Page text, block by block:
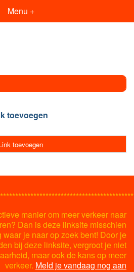
Menu +
toevoegen
toevoegen
manier om meer verkeer naar
Dan is deze linksite misschien
je naar op zoek bent! Door je
bij deze linksite, vergroot je niet
maar ook de kans op meer
verkeer. Meld je vandaag nog aan